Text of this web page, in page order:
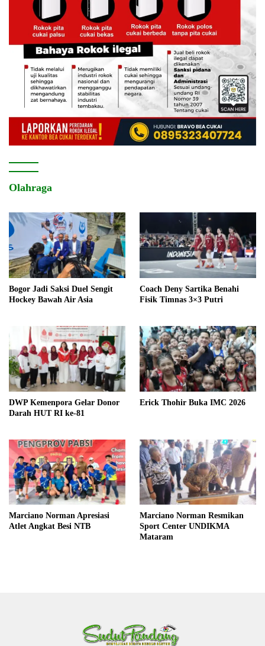
Olahraga
Bogor Jadi Saksi Duel Sengit
Hockey Bawah Air Asia
Coach Deny Sartika Benahi
Fisik Timnas 3×3 Putri
DWP Kemenpora Gelar Donor
Darah HUT RI ke-81
Erick Thohir Buka IMC 2026
Marciano Norman Apresiasi
Atlet Angkat Besi NTB
Marciano Norman Resmikan
Sport Center UNDIKMA
Mataram